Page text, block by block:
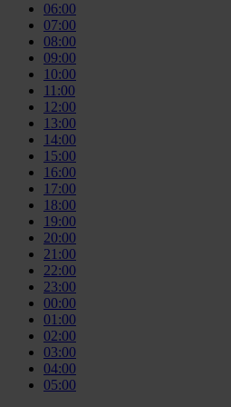
06:00
07:00
08:00
09:00
10:00
11:00
12:00
13:00
14:00
15:00
16:00
17:00
18:00
19:00
20:00
21:00
22:00
23:00
00:00
01:00
02:00
03:00
04:00
05:00